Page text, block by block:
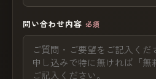
問い合わせ内容 必須